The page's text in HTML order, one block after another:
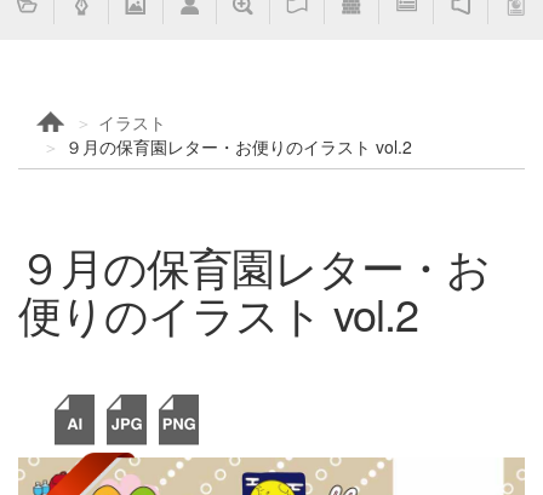
イラスト
９月の保育園レター・お便りのイラスト vol.2
９月の保育園レター・お
便りのイラスト vol.2